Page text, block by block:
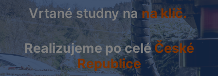
Vrtané studny na na klíč.
Realizujeme po celéČeské
Republice